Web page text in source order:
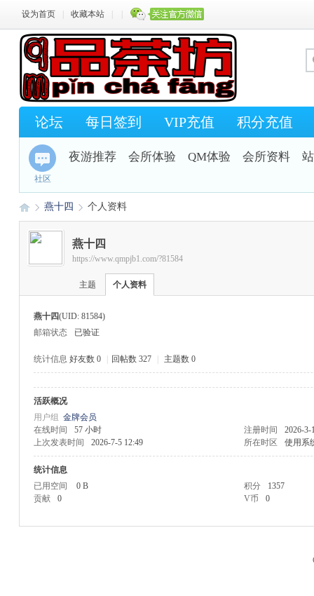
设为首页 收藏本站
论坛 每日签到 VIP充值 积分充值
社区
夜游推荐 会所体验 QM体验 会所资料
›
燕十四 个人资料
燕十四
https://www.qmpjb1.com/?81584
主题 个人资料
燕十四(UID: 81584)
邮箱状态
已验证
统计信息 好友数 0 回帖数 327 主题数 0
活跃概况
用户组 金牌会员
在线时间
57 小时 注册时间
2026-3-
上次发表时间
2026-7-5 12:49 所在时区 使用系
统计信息
已用空间
0 B 积分
1357
贡献
0 V币 0